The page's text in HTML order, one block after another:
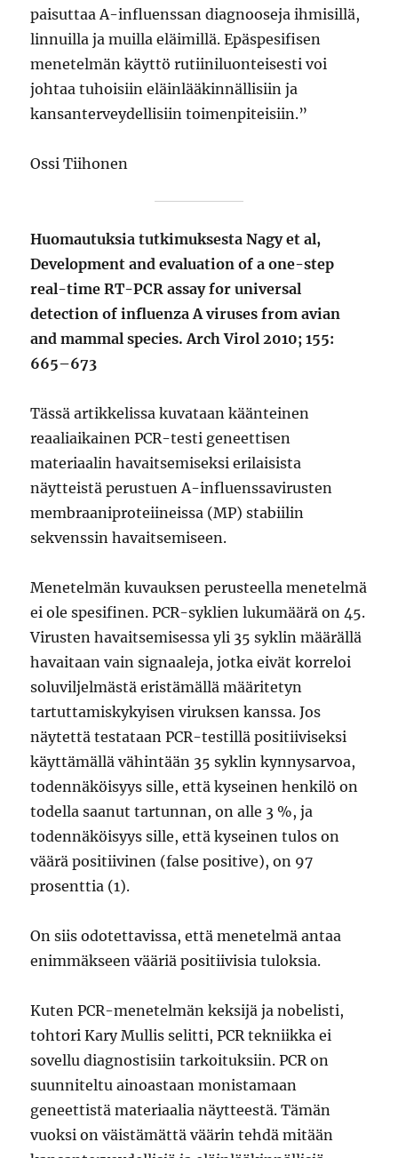
paisuttaa A-influenssan diagnooseja ihmisillä,
linnuilla ja muilla eläimillä. Epäspesifisen
menetelmän käyttö rutiiniluonteisesti voi
johtaa tuhoisiin eläinlääkinnällisiin ja
kansanterveydellisiin toimenpiteisiin.”
Ossi Tiihonen
Huomautuksia tutkimuksesta Nagy et al,
Development and evaluation of a one-step
real-time RT-PCR assay for universal
detection of influenza A viruses from avian
and mammal species. Arch Virol 2010; 155:
665–673
Tässä artikkelissa kuvataan käänteinen
reaaliaikainen PCR-testi geneettisen
materiaalin havaitsemiseksi erilaisista
näytteistä perustuen A-influenssavirusten
membraaniproteiineissa (MP) stabiilin
sekvenssin havaitsemiseen.
Menetelmän kuvauksen perusteella menetelmä
ei ole spesifinen. PCR-syklien lukumäärä on 45.
Virusten havaitsemisessa yli 35 syklin määrällä
havaitaan vain signaaleja, jotka eivät korreloi
soluviljelmästä eristämällä määritetyn
tartuttamiskykyisen viruksen kanssa. Jos
näytettä testataan PCR-testillä positiiviseksi
käyttämällä vähintään 35 syklin kynnysarvoa,
todennäköisyys sille, että kyseinen henkilö on
todella saanut tartunnan, on alle 3 %, ja
todennäköisyys sille, että kyseinen tulos on
väärä positiivinen (false positive), on 97
prosenttia (1).
On siis odotettavissa, että menetelmä antaa
enimmäkseen vääriä positiivisia tuloksia.
Kuten PCR-menetelmän keksijä ja nobelisti,
tohtori Kary Mullis selitti, PCR tekniikka ei
sovellu diagnostisiin tarkoituksiin. PCR on
suunniteltu ainoastaan monistamaan
geneettistä materiaalia näytteestä. Tämän
vuoksi on väistämättä väärin tehdä mitään